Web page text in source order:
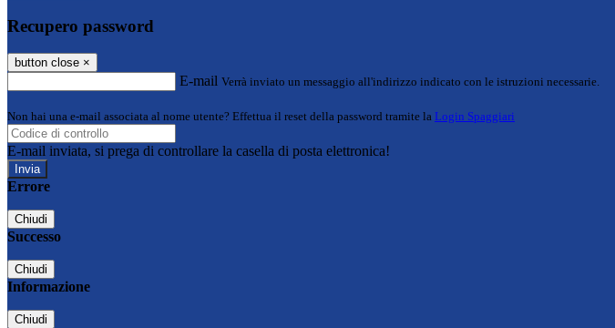
Recupero password
button close ×
E-mail Verrà inviato un messaggio all'indirizzo indicato con le istruzioni necessarie.
Non hai una e-mail associata al nome utente? Effettua il reset della password tramite la Login Spaggiari
E-mail inviata, si prega di controllare la casella di posta elettronica!
Errore
Chiudi
Successo
Chiudi
Informazione
Chiudi